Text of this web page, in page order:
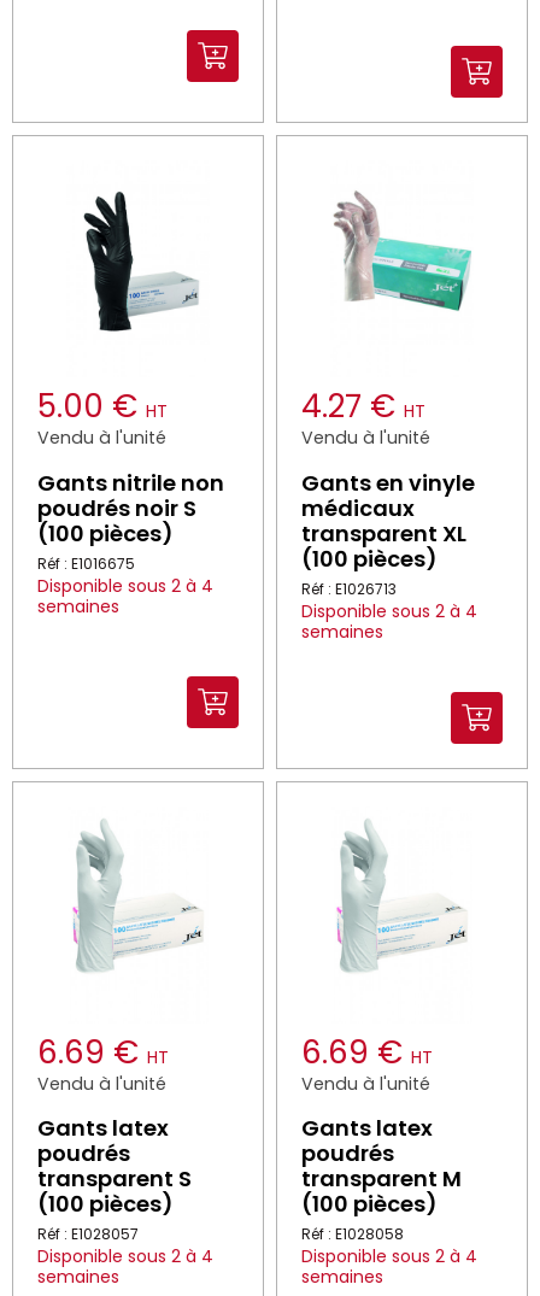
5.00 € HT
Vendu à l'unité
Gants nitrile non
poudrés noir S
(100 pièces)
Réf : E1016675
Disponible sous 2 à 4
semaines
4.27 € HT
Vendu à l'unité
Gants en vinyle
médicaux
transparent XL
(100 pièces)
Réf : E1026713
Disponible sous 2 à 4
semaines
6.69 € HT
Vendu à l'unité
Gants latex
poudrés
transparent S
(100 pièces)
Réf : E1028057
Disponible sous 2 à 4
semaines
6.69 € HT
Vendu à l'unité
Gants latex
poudrés
transparent M
(100 pièces)
Réf : E1028058
Disponible sous 2 à 4
semaines